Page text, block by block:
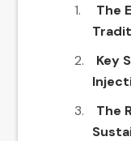
The
Key
The